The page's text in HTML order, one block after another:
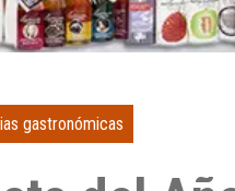
gastronómicas